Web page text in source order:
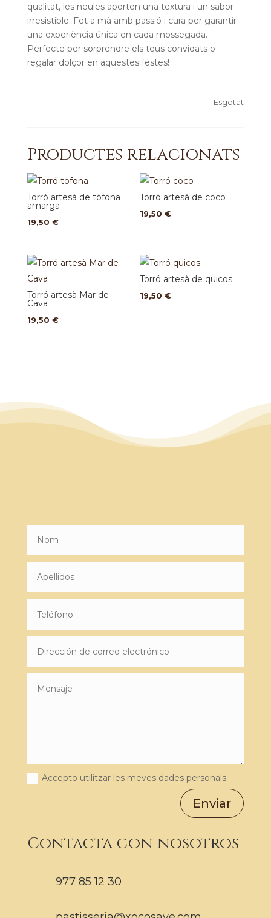
qualitat, les neules aporten una textura i un sabor
irresistible. Fet a mà amb passió i cura per garantir
una experiència única en cada mossegada.
Perfecte per sorprendre els teus convidats o
regalar dolçor en aquestes festes!
Esgotat
Productes relacionats
Torró artesà de tòfona
amarga
19,50 €
Torró artesà de coco
19,50€
Torró artesà Mar de
Cava
19,50 €
Torró artesà de quicos
19,50€
Accepto utilitzar les meves dades personals.
Enviar
Contacta con nosotros
977 85 12 30